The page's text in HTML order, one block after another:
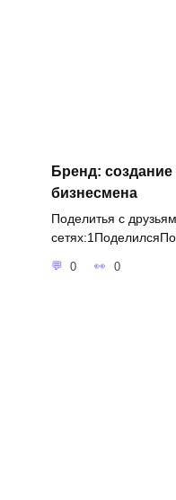
Бренд:
бизнесмена
Поделитья с
сетях:1ПоделилсяПо
0 0